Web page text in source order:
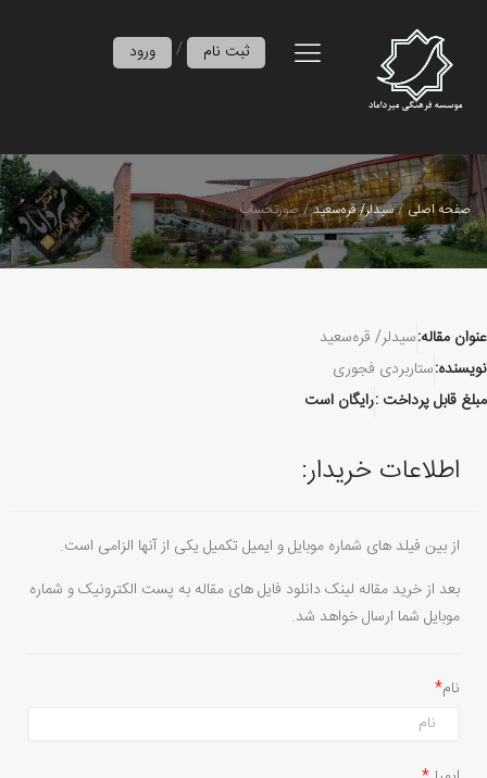
ورود / ثبت نام
صفحه اصلی سیدلر/ قره‌سعید صورتحساب
عنوان مقاله:سیدلر/ قره‌سعید
نویسنده:ستاربردی فجوری
مبلغ قابل پرداخت :رایگان است
اطلاعات خریدار:
از بین فیلد های شماره موبایل و ایمیل تکمیل یکی از آنها الزامی است.
بعد از خرید مقاله لینک دانلود فایل های مقاله به پست الکترونیک و شماره
موبایل شما ارسال خواهد شد.
نام